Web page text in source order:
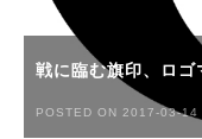
戦に臨む旗印、ロ
POSTED ON 2017-03-14